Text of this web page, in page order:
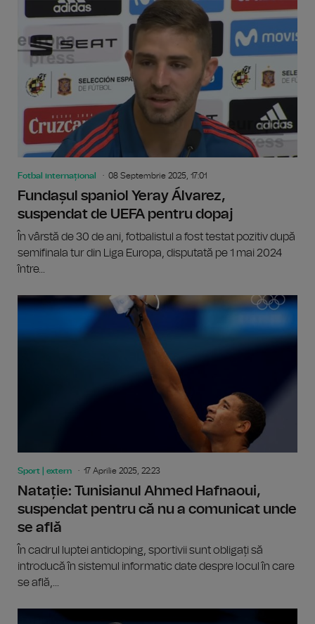
Fotbal internațional 08 Septembrie 2025, 17:01
Fundașul spaniol Yeray Álvarez,
suspendat de UEFA pentru dopaj
În vârstă de 30 de ani, fotbalistul a fost testat pozitiv după
semifinala tur din Liga Europa, disputată pe 1 mai 2024
între...
Sport | extern 17 Aprilie 2025, 22:23
Natație: Tunisianul Ahmed Hafnaoui,
suspendat pentru că nu a comunicat unde
se află
În cadrul luptei antidoping, sportivii sunt obligați să
introducă în sistemul informatic date despre locul în care
se află,...